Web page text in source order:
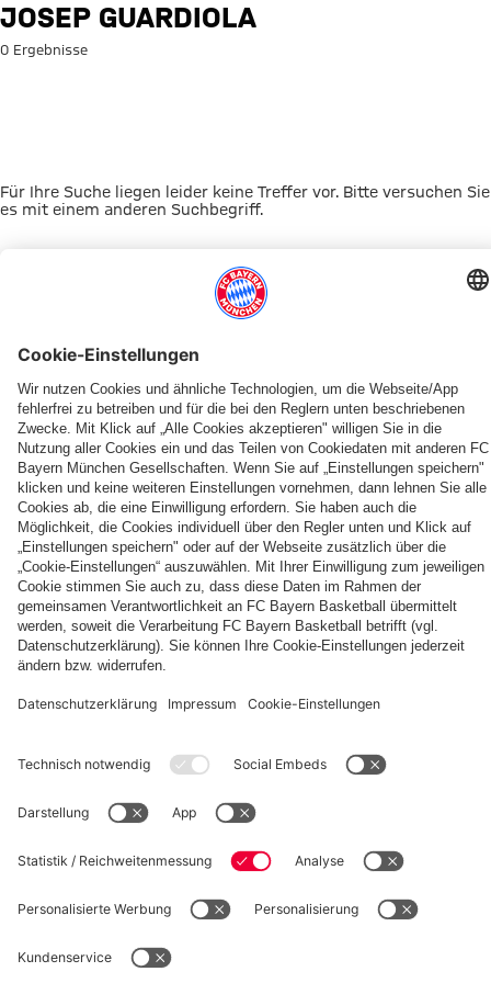
Suche: Josep Guardiola
JOSEP GUARDIOLA
0 Ergebnisse
Für Ihre Suche liegen leider keine Treffer vor. Bitte versuchen Sie
es mit einem anderen Suchbegriff.
DAS KÖNNTE DICH INTERESSIEREN
FRAUEN
Autogrammkarten
TICKETS
FCB
Frauen
FRAUEN
Alle
Videos
der
Frauenteams
des
FC
Bayern
MYFCBAYERN
Entdecke
deinen
persönlichen
Fanbereich
PARTNER
fcbayern.com Basketball Allianz Arena Media Center Jobs